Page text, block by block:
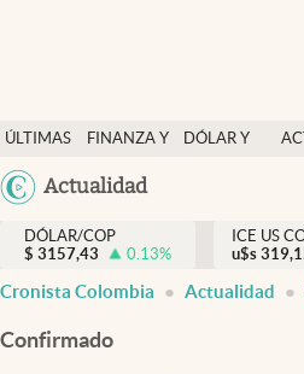
ÚLTIMAS
NOTICIAS
FINANZA Y
DÓLAR Y
Actualidad
Salud y nutrición
Vida espiritual
Actualidad
DÓLAR/COP
$ 3157,43 0.13%
ICE US
u$s
Cronista Colombia Actualidad
Confirmado